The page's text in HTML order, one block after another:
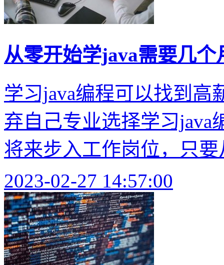
从零开始学java需要几个
学习java编程可以找到高
弃自己专业选择学习java
将来步入工作岗位，只要
2023-02-27 14:57:00